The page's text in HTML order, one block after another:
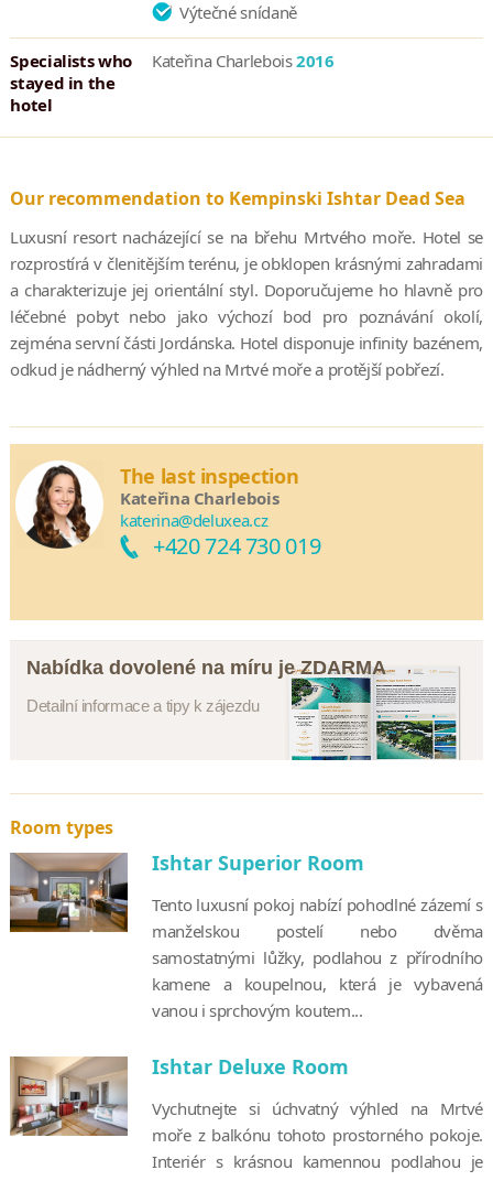
Výtečné snídaně
Specialists who
stayed in the
hotel
Kateřina Charlebois2016
Our recommendation to Kempinski Ishtar Dead Sea
Luxusní resort nacházející se na břehu Mrtvého moře. Hotel se
rozprostírá v členitějším terénu, je obklopen krásnými zahradami
a charakterizuje jej orientální styl. Doporučujeme ho hlavně pro
léčebné pobyt nebo jako výchozí bod pro poznávání okolí,
zejména servní části Jordánska. Hotel disponuje infinity bazénem,
odkud je nádherný výhled na Mrtvé moře a protější pobřezí.
The last inspection
Kateřina Charlebois
katerina@deluxea.cz
+420 724 730 019
Nabídka dovolené na míru je ZDARMA
Detailní informace a tipy k zájezdu
Room types
Ishtar Superior Room
Tento luxusní pokoj nabízí pohodlné zázemí s
manželskou postelí nebo dvěma
samostatnými lůžky, podlahou z přírodního
kamene a koupelnou, která je vybavená
vanou i sprchovým koutem...
Ishtar Deluxe Room
Vychutnejte si úchvatný výhled na Mrtvé
moře z balkónu tohoto prostorného pokoje.
Interiér s krásnou kamennou podlahou je